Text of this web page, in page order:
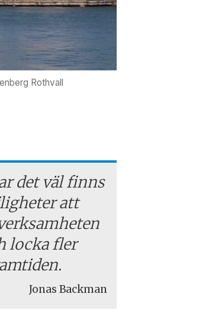
Rothvall
det väl finns
att
locka fler
Jonas Backman